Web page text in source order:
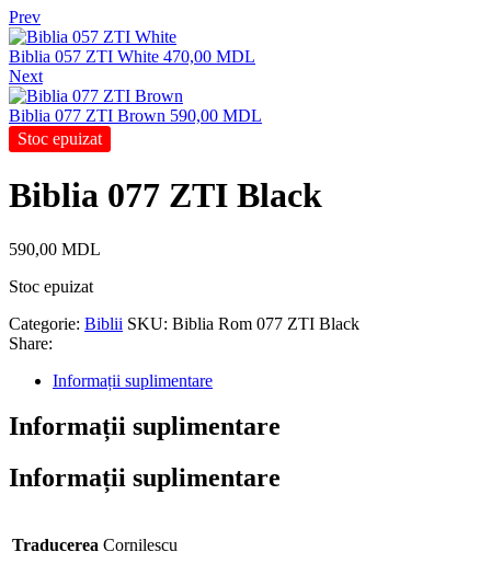
Prev
Biblia 057 ZTI White 470,00 MDL
Next
Biblia 077 ZTI Brown 590,00 MDL
Stoc epuizat
Biblia 077 ZTI Black
590,00 MDL
Stoc epuizat
Categorie: Biblii SKU: Biblia Rom 077 ZTI Black
Share:
Informații suplimentare
Informații suplimentare
Informații suplimentare
Traducerea Cornilescu